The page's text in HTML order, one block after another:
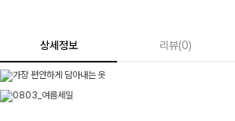
상세정보 리뷰(0)